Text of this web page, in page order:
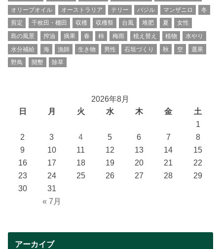
オリーブオイル
オーストラリア テリー バジル マンザニロ
冬
剪定
千枚田・棚田 収穫 収穫祭 台風 堆肥 夏
女性
島の風景
搾油 摘果 春 柿 梅雨 植え替え 植物
水やり
水分補給
海 漁師 生き物 男性 石垣づくり 秋 空
選果
野鳥
開墾 除草
2026年8月
日
月 火 水 木 金 土
« 7月
1
2
3 4 5 6 7
8
9
10 11 12 13 14
15
16
17 18 19 20 21
22
23
24 25 26 27 28
29
30
31
アーカイブ